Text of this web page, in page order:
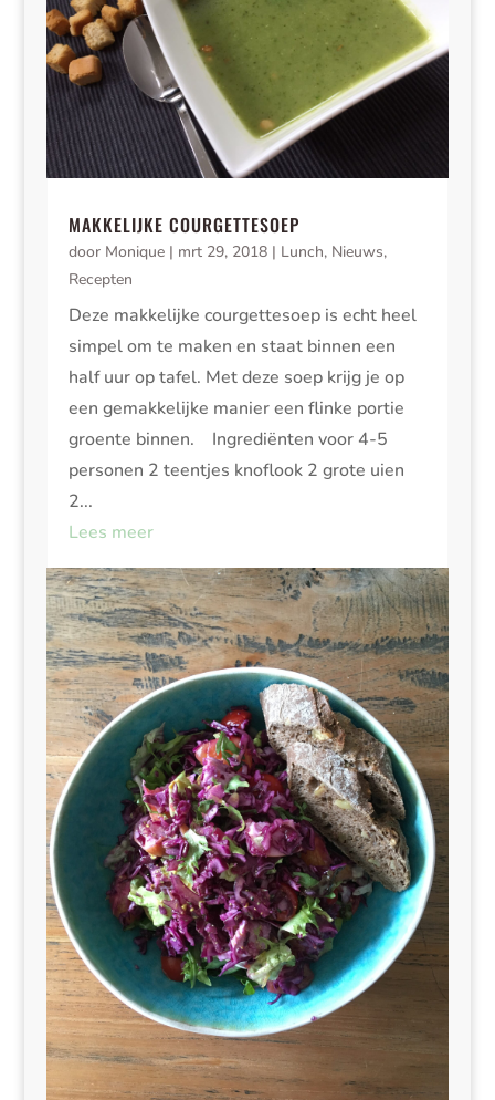
MAKKELIJKE COURGETTESOEP
door Monique| mrt 29, 2018| Lunch, Nieuws,
Recepten
Deze makkelijke courgettesoep is echt heel
simpel om te maken en staat binnen een
half uur op tafel. Met deze soep krijg je op
een gemakkelijke manier een flinke portie
groente binnen. Ingrediënten voor 4-5
personen 2 teentjes knoflook 2 grote uien
2...
Lees meer